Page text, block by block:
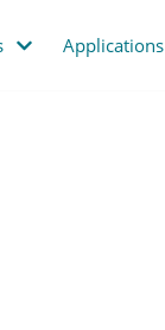
Applications